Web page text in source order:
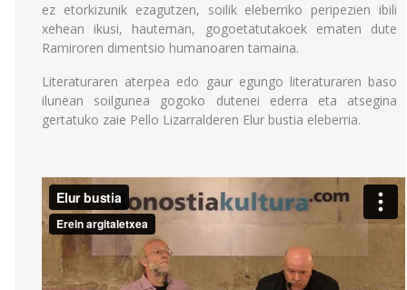
ez etorkizunik ezagutzen, soilik eleberriko peripezien ibili
xehean ikusi, hauteman, gogoetatutakoek ematen dute
Ramiroren dimentsio humanoaren tamaina.
Literaturaren aterpea edo gaur egungo literaturaren baso
ilunean soilgunea gogoko dutenei ederra eta atsegina
gertatuko zaie Pello Lizarralderen Elur bustia eleberria.